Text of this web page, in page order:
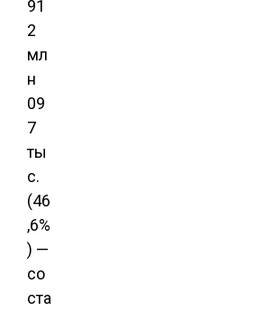
91
2
мл
н
09
7
ты
с.
(46
,6%
) —
со
ста